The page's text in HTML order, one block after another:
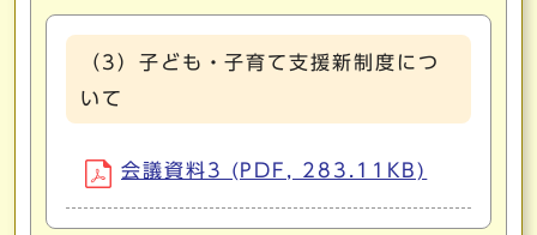
（3）子ども・子育て支援新制度につ
いて
会議資料3 (PDF, 283.11KB)